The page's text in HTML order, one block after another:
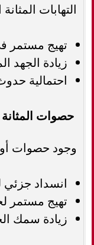
التهابات
تهيج مستمر
زيادة الجهد
احتمالية
حصوات المثانة
وجود حصوات
انسداد جزئي
تهيج مستمر
زيادة سمك